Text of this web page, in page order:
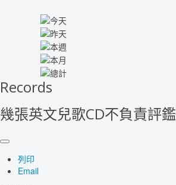
Records
幾張英文兒歌CD不負責評鑑
列印
Email